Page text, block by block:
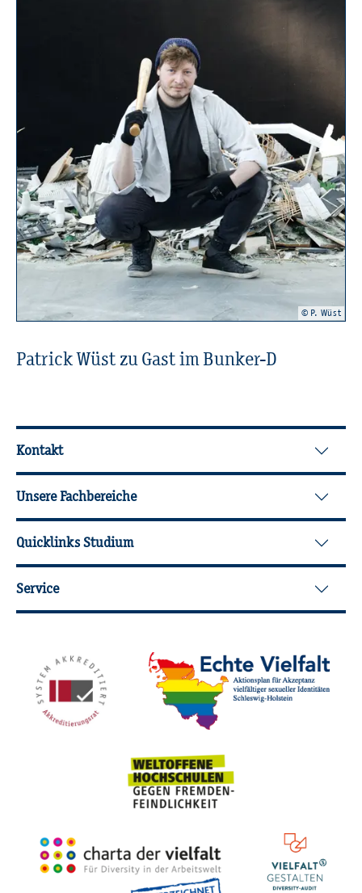
© P. Wüst
Pa­trick Wüst zu Gast im Bun­ker-D
Wei­ter­füh­ren­de In­for­ma­tio­nen
Kontakt
Unsere Fachbereiche
Quicklinks Studium
Service
Mit­glied­schaf­ten,